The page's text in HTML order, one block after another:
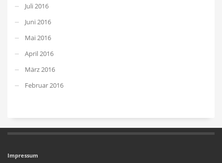
Juli 2016
Juni 2016
Mai 2016
April 2016
März 2016
Februar 2016
Impressum